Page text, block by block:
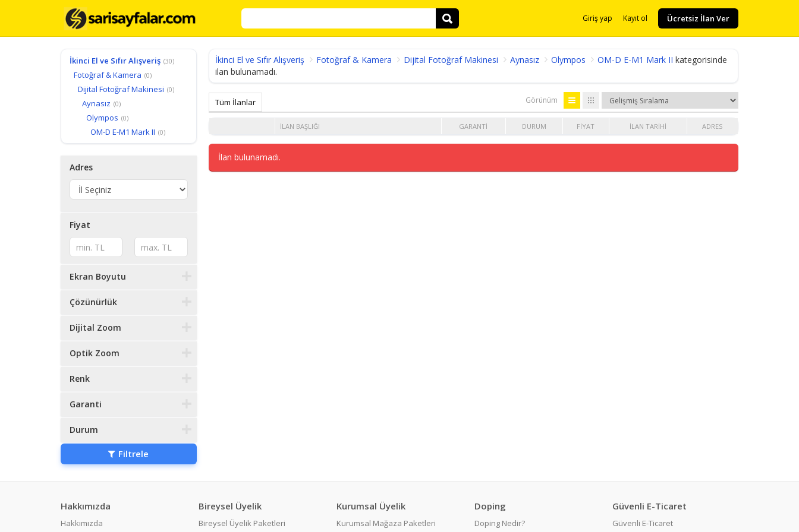
Giriş yap Kayıt ol Ücretsiz İlan Ver
İkinci El ve Sıfır Alışveriş (30)
Fotoğraf & Kamera (0)
Dijital Fotoğraf Makinesi (0)
Aynasız (0)
Olympos (0)
OM-D E-M1 Mark II (0)
Adres
Fiyat
Ekran Boyutu
Çözünürlük
Dijital Zoom
Optik Zoom
Renk
Garanti
Durum
Filtrele
İkinci El ve Sıfır Alışveriş Fotoğraf & Kamera Dijital Fotoğraf Makinesi Aynasız Olympos OM-D E-M1 Mark II kategorisinde
ilan bulunamadı.
Tüm İlanlar Görünüm
İLAN BAŞLIĞI GARANTI DURUM FIYAT İLAN TARIHI ADRES
İlan bulunamadı.
Hakkımızda
Hakkımızda
Bireysel Üyelik
Bireysel Üyelik Paketleri
Kurumsal Üyelik
Kurumsal Mağaza Paketleri
Doping
Doping Nedir?
Güvenli E-Ticaret
Güvenli E-Ticaret